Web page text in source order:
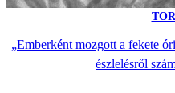
„Emberként mozgott a fekete
észlelésről